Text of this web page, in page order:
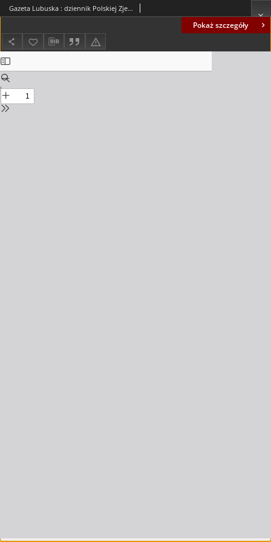
Pokaż szczegóły
Gazeta Lubuska : dziennik Polskiej Zjednoczonej Partii Robotniczej : Zielona Góra - Gorzów R. XXXIV Nr 268 (17 listopada 1986). - Wyd. 1